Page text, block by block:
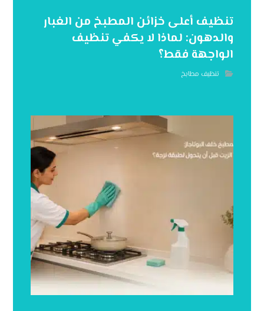
تنظيف أعلى خزائن المطبخ من الغبار
والدهون: لماذا لا يكفي تنظيف
الواجهة فقط؟
تنظيف مطابخ